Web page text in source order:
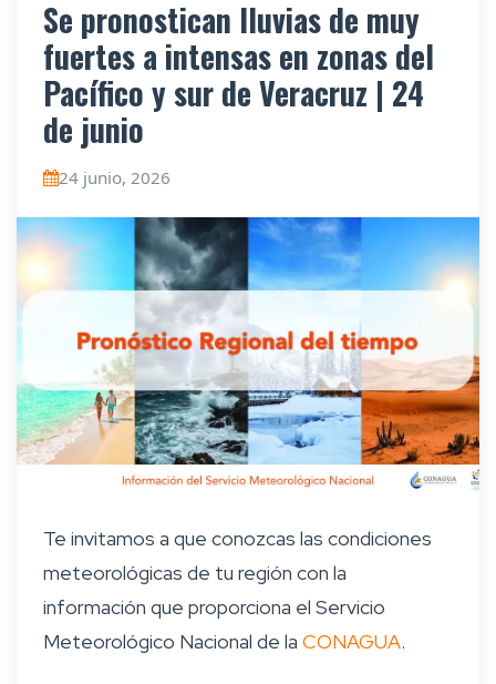
Se pronostican lluvias de muy
fuertes a intensas en zonas del
Pacífico y sur de Veracruz | 24
de junio
24 junio, 2026
Te invitamos a que conozcas las condiciones
meteorológicas de tu región con la
información que proporciona el Servicio
Meteorológico Nacional de la CONAGUA.